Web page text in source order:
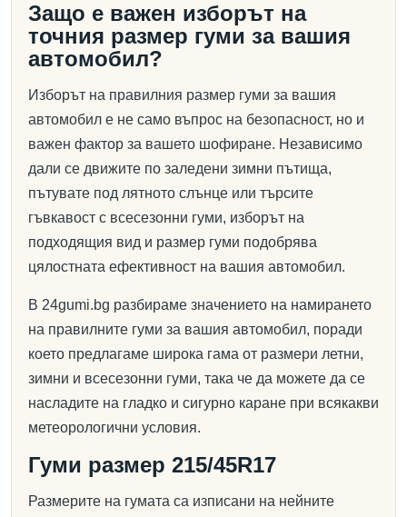
Защо е важен изборът на
точния размер гуми за вашия
автомобил?
Изборът на правилния размер гуми за вашия
автомобил е не само въпрос на безопасност, но и
важен фактор за вашето шофиране. Независимо
дали се движите по заледени зимни пътища,
пътувате под лятното слънце или търсите
гъвкавост с всесезонни гуми, изборът на
подходящия вид и размер гуми подобрява
цялостната ефективност на вашия автомобил.
В 24gumi.bg разбираме значението на намирането
на правилните гуми за вашия автомобил, поради
което предлагаме широка гама от размери летни,
зимни и всесезонни гуми, така че да можете да се
насладите на гладко и сигурно каране при всякакви
метеорологични условия.
Гуми размер 215/45R17
Размерите на гумата са изписани на нейните